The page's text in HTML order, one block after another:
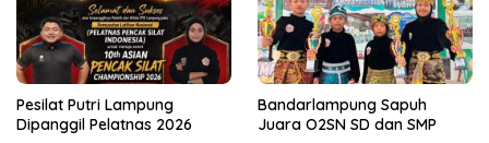
Pesilat Putri Lampung
Dipanggil Pelatnas 2026
Bandarlampung Sapuh
Juara O2SN SD dan SMP